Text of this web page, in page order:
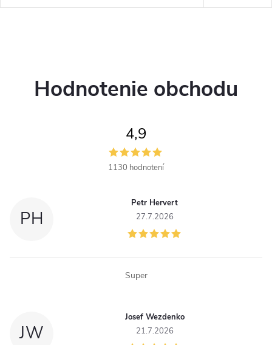
Hodnotenie obchodu
4,9
1130 hodnotení
PH
Petr Hervert
27.7.2026
Super
JW
Josef Wezdenko
21.7.2026